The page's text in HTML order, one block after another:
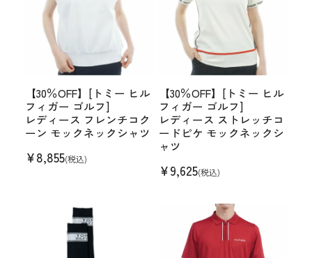
【30％OFF】[トミー ヒル
フィガー ゴルフ]
レディース フレンチコク
ーン モックネックシャツ
¥8,855(税込)
【30％OFF】[トミー ヒル
フィガー ゴルフ]
レディース ストレッチコ
ードピケ モックネックシ
ャツ
¥9,625(税込)